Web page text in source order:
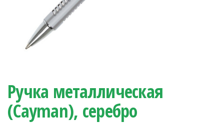
Ручка металлическая
(Cayman), серебро